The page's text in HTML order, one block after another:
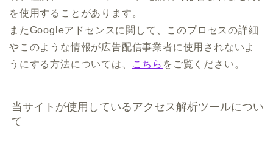
を使用することがあります。
またGoogleアドセンスに関して、このプロセスの詳細
やこのような情報が広告配信事業者に使用されないよ
うにする方法については、
こちら をご覧ください。
当サイトが使用しているアクセス解析ツールについ
て